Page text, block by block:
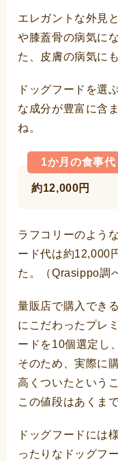
エレガントな外見
や膝蓋骨の病気に
た、皮膚の病気に
ドッグフードを選
な成分が豊富に含
ね 。
1か月の食事代
約12,000円
ラフコリーのよう
ード代は約12,000
た。（Qrasippo調
量販店で購入でき
にこだわったプレ
ードを10個選定し
そのため、実際に
高くついたという
この値段はあくま
ドッグフードには
ったりなドッグフ